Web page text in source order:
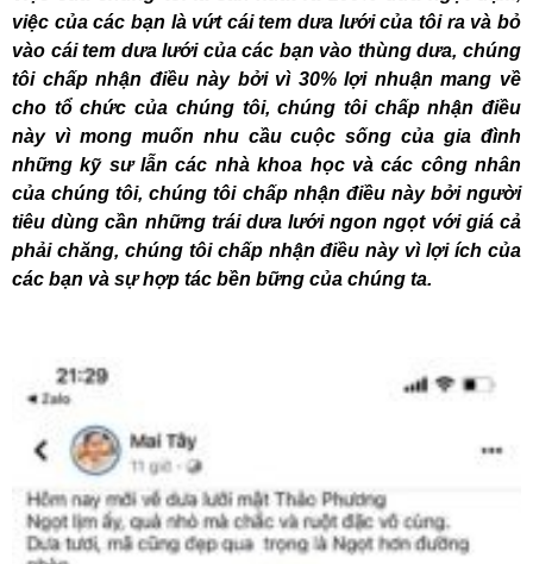
việc của các bạn là vứt cái tem dưa lưới của tôi ra và bỏ
vào cái tem dưa lưới của các bạn vào thùng dưa, chúng
tôi chấp nhận điều này bởi vì 30% lợi nhuận mang về
cho tổ chức của chúng tôi, chúng tôi chấp nhận điều
này vì mong muốn nhu cầu cuộc sống của gia đình
những kỹ sư lẫn các nhà khoa học và các công nhân
của chúng tôi, chúng tôi chấp nhận điều này bởi người
tiêu dùng cần những trái dưa lưới ngon ngọt với giá cả
phải chăng, chúng tôi chấp nhận điều này vì lợi ích của
các bạn và sự hợp tác bền bững của chúng ta.